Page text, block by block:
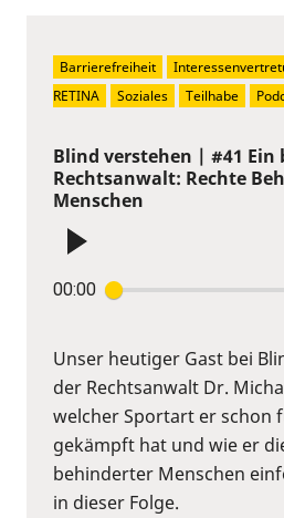
Blind verstehen | #41 Ein
Rechtsanwalt: Rechte
Menschen
00:00
Unser heutiger Gast bei
der Rechtsanwalt Dr.
welcher Sportart er schon
gekämpft hat und wie er
behinderter Menschen
in dieser Folge.
Barrierefreiheit
RETINA
Soziales Teilhabe